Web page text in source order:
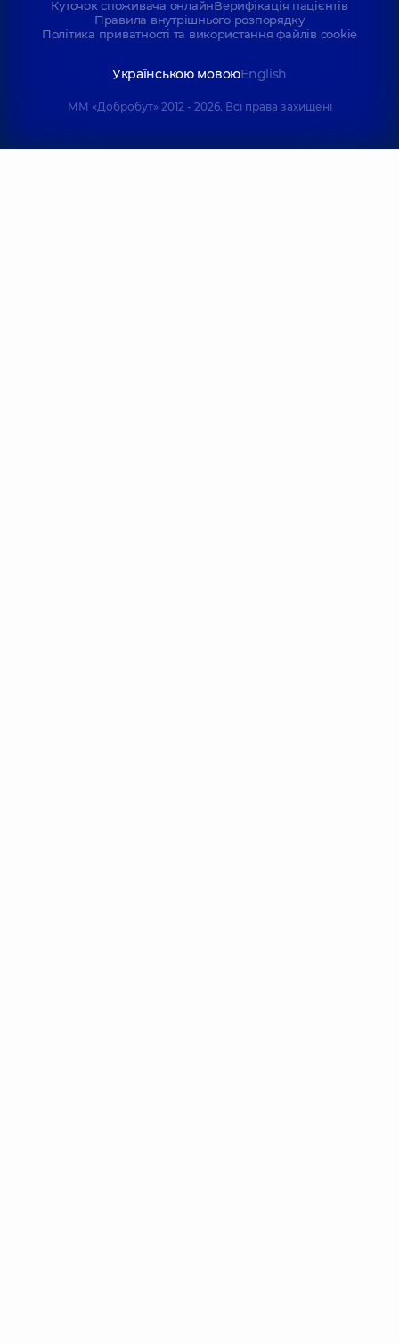
Куточок споживача онлайнВерифікація пацієнтів
Правила внутрішнього розпорядку
Політика приватності та використання файлів cookie
Українською мовоюEnglish
ММ «Добробут» 2012 - 2026. Всі права захищені